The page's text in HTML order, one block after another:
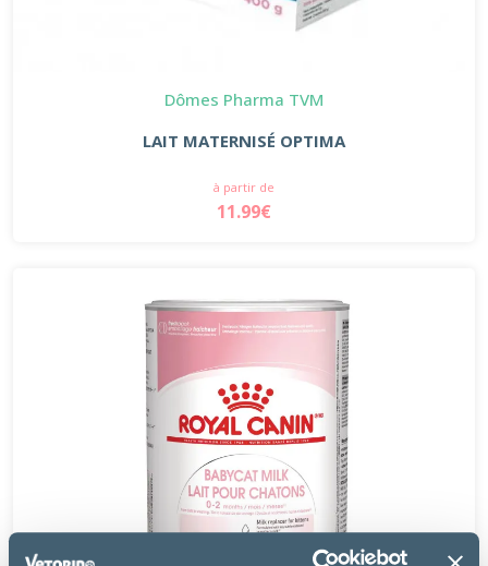
Dômes Pharma TVM
LAIT MATERNISÉ OPTIMA
à partir de
11.99€